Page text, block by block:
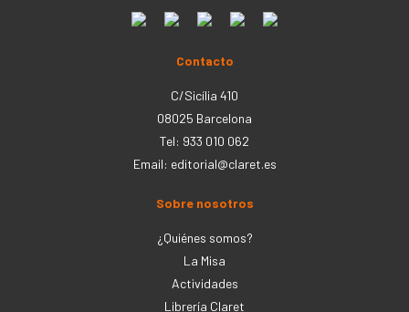
Contacto
C/Sicília 410
08025 Barcelona
Tel: 933 010 062
Email: editorial@claret.es
Sobre nosotros
¿Quiénes somos?
La Misa
Actividades
Librería Claret